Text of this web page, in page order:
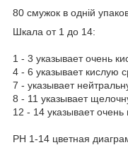
80 смужок в одній
Шкала от 1 до 14:
1 - 3 указывает очень
4 - 6 указывает кислую
7 - указывает
8 - 11 указывает
12 - 14 указывает
PH 1-14 цветная